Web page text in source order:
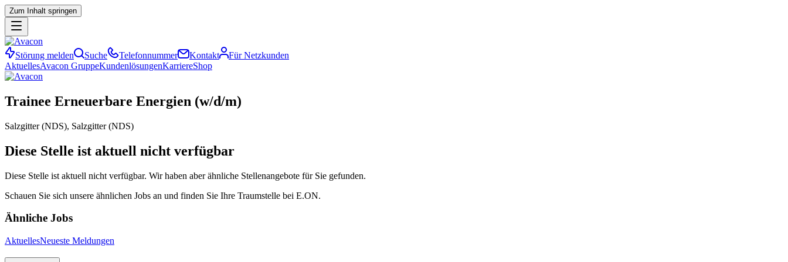
Zum Inhalt springen
Störung melden Suche Telefonnummer Kontakt
Für Netzkunden
AktuellesAvacon GruppeKundenlösungenKarriereShop
Trainee Erneuerbare Energien (w/​d/​m)
Salzgitter (NDS), Salzgitter (NDS)
Diese Stelle ist aktuell nicht verfügbar
Diese Stelle ist aktuell nicht verfügbar. Wir haben aber ähnliche Stellenangebote für Sie gefunden.
Schauen Sie sich unsere ähnlichen Jobs an und finden Sie Ihre Traumstelle bei E.ON.
Ähnliche Jobs
AktuellesNeueste Meldungen